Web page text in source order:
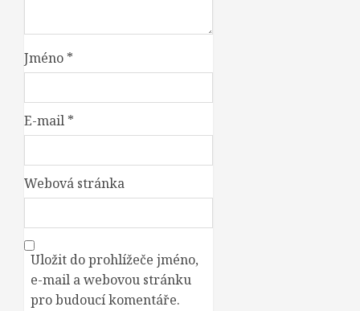
Jméno *
E-mail *
Webová stránka
Uložit do prohlížeče jméno,
e-mail a webovou stránku
pro budoucí komentáře.